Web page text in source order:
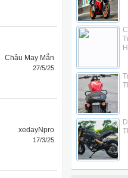
Châu May Mắn
27/5/25
xedayNpro
17/3/25